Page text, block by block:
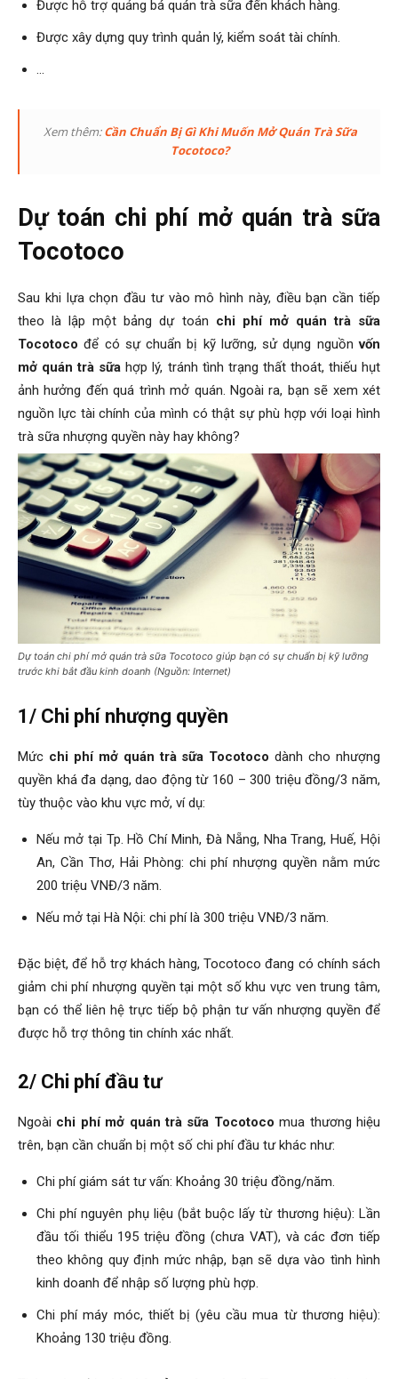
Được hỗ trợ quảng bá quán trà sữa đến khách hàng.
Được xây dựng quy trình quản lý, kiểm soát tài chính.
…
Xem thêm:Cần Chuẩn Bị Gì Khi Muốn Mở Quán Trà Sữa
Tocotoco?
Dự toán chi phí mở quán trà sữa
Tocotoco
Sau khi lựa chọn đầu tư vào mô hình này, điều bạn cần tiếp
theo là lập một bảng dự toán chi phí mở quán trà sữa
Tocotoco để có sự chuẩn bị kỹ lưỡng, sử dụng nguồnvốn
mở quán trà sữa hợp lý, tránh tình trạng thất thoát, thiếu hụt
ảnh hưởng đến quá trình mở quán. Ngoài ra, bạn sẽ xem xét
nguồn lực tài chính của mình có thật sự phù hợp với loại hình
trà sữa nhượng quyền này hay không?
Dự toán chi phí mở quán trà sữa Tocotoco giúp bạn có sự chuẩn bị kỹ lưỡng
trước khi bắt đầu kinh doanh (Nguồn: Internet)
1/ Chi phí nhượng quyền
Mức chi phí mở quán trà sữa Tocotoco dành cho nhượng
quyền khá đa dạng, dao động từ 160 – 300 triệu đồng/3 năm,
tùy thuộc vào khu vực mở, ví dụ:
Nếu mở tại Tp. Hồ Chí Minh, Đà Nẵng, Nha Trang, Huế, Hội
An, Cần Thơ, Hải Phòng: chi phí nhượng quyền nằm mức
200 triệu VNĐ/3 năm.
Nếu mở tại Hà Nội: chi phí là 300 triệu VNĐ/3 năm.
Đặc biệt, để hỗ trợ khách hàng, Tocotoco đang có chính sách
giảm chi phí nhượng quyền tại một số khu vực ven trung tâm,
bạn có thể liên hệ trực tiếp bộ phận tư vấn nhượng quyền để
được hỗ trợ thông tin chính xác nhất.
2/ Chi phí đầu tư
Ngoài chi phí mở quán trà sữa Tocotoco mua thương hiệu
trên, bạn cần chuẩn bị một số chi phí đầu tư khác như:
Chi phí giám sát tư vấn: Khoảng 30 triệu đồng/năm.
Chi phí nguyên phụ liệu (bắt buộc lấy từ thương hiệu): Lần
đầu tối thiểu 195 triệu đồng (chưa VAT), và các đơn tiếp
theo không quy định mức nhập, bạn sẽ dựa vào tình hình
kinh doanh để nhập số lượng phù hợp.
Chi phí máy móc, thiết bị (yêu cầu mua từ thương hiệu):
Khoảng 130 triệu đồng.